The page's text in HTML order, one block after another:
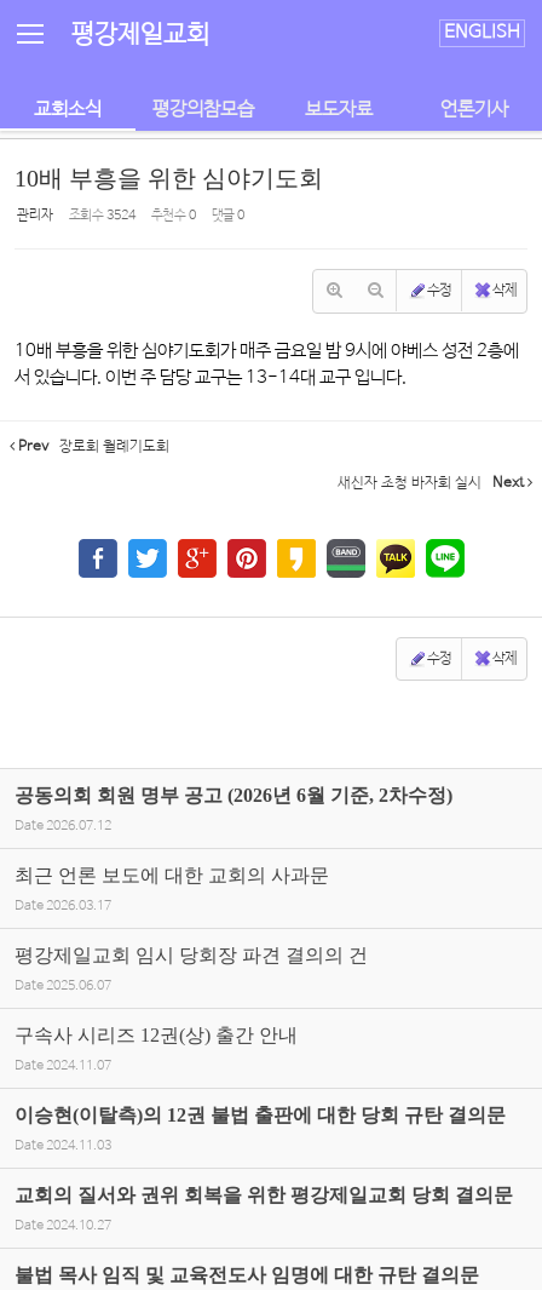
평강제일교회 ENGLISH
교회소식 평강의참모습 보도자료 언론기사
10배 부흥을 위한 심야기도회
관리자 조회 수3524 추천 수0 댓글0
수정 삭제
10배 부흥을 위한 심야기도회가 매주 금요일 밤 9시에 야베스 성전 2층에
서 있습니다. 이번 주 담당 교구는 13-14대 교구 입니다.
Prev 장로회 월례기도회
새신자 초청 바자회 실시 Next
수정 삭제
공동의회 회원 명부 공고 (2026년 6월 기준, 2차수정)
Date 2026.07.12
최근 언론 보도에 대한 교회의 사과문
Date 2026.03.17
평강제일교회 임시 당회장 파견 결의의 건
Date 2025.06.07
구속사 시리즈 12권(상) 출간 안내
Date 2024.11.07
이승현(이탈측)의 12권 불법 출판에 대한 당회 규탄 결의문
Date 2024.11.03
교회의 질서와 권위 회복을 위한 평강제일교회 당회 결의문
Date 2024.10.27
불법 목사 임직 및 교육전도사 임명에 대한 규탄 결의문